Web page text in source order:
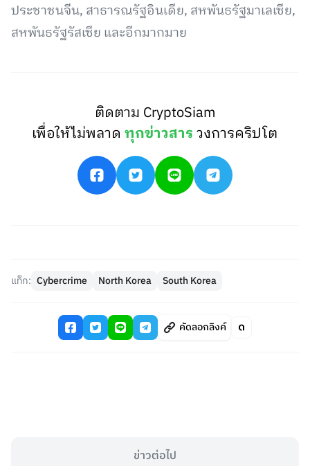
ประชาชนจีน, สาธารณรัฐอินเดีย, สหพันธรัฐมาเลเซีย,
สหพันธรัฐรัสเซีย และอีกมากมาย
ติดตาม CryptoSiam
เพื่อให้ไม่พลาดทุกข่าวสารวงการคริปโต
แท็ก: Cybercrime North Korea South Korea
คัดลอกลิงค์
ข่าวต่อไป